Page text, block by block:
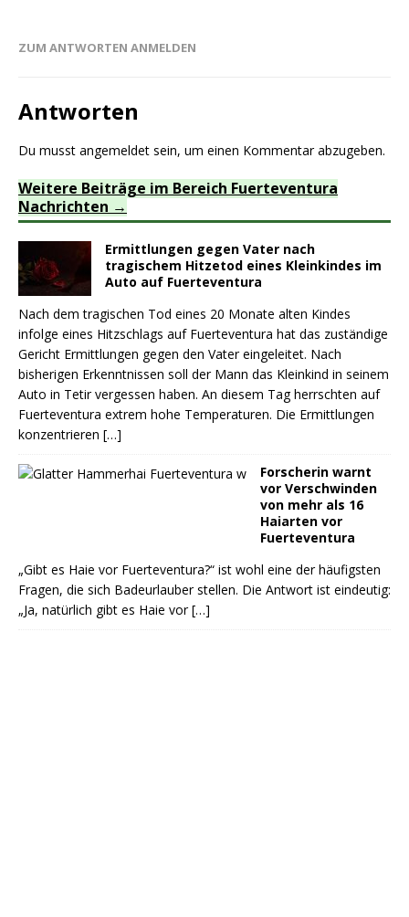
ZUM ANTWORTEN ANMELDEN
Antworten
Du musst angemeldet sein, um einen Kommentar abzugeben.
Weitere Beiträge im Bereich Fuerteventura
Nachrichten
Ermittlungen gegen Vater nach
tragischem Hitzetod eines Kleinkindes im
Auto auf Fuerteventura
Nach dem tragischen Tod eines 20 Monate alten Kindes
infolge eines Hitzschlags auf Fuerteventura hat das zuständige
Gericht Ermittlungen gegen den Vater eingeleitet. Nach
bisherigen Erkenntnissen soll der Mann das Kleinkind in seinem
Auto in Tetir vergessen haben. An diesem Tag herrschten auf
Fuerteventura extrem hohe Temperaturen. Die Ermittlungen
konzentrieren […]
Forscherin warnt
vor Verschwinden
von mehr als 16
Haiarten vor
Fuerteventura
„Gibt es Haie vor Fuerteventura?“ ist wohl eine der häufigsten
Fragen, die sich Badeurlauber stellen. Die Antwort ist eindeutig:
„Ja, natürlich gibt es Haie vor[…]